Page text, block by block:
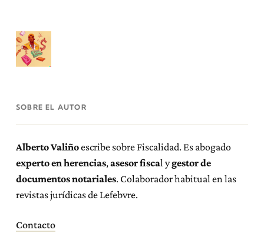
SOBRE EL AUTOR
Alberto Valiñoescribe sobre Fiscalidad. Es abogado
experto en herencias,asesor fiscal ygestor de
documentos notariales. Colaborador habitual en las
revistas jurídicas de Lefebvre.
Contacto